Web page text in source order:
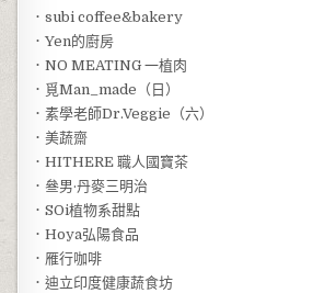
．subi coffee&bakery
．Yen的廚房
．NO MEATING 一植肉
．覓Man_made（日）
．素學老師Dr.Veggie（六）
．美蔬齋
．HITHERE 職人國寶茶
．叄男·丹麥三明治
．SOi植物系甜點
．Hoya弘陽食品
．雁行咖啡
．迪立印度健康蔬食坊